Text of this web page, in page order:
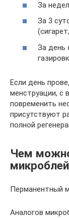
За
За 3
За день
Если день
менструации, с
повременить
присутствуют
полной
Чем
Перманентный
Аналогов